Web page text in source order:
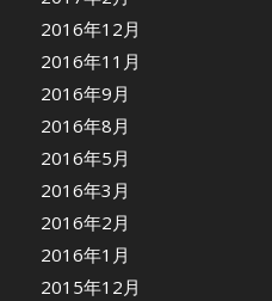
2016年12月
2016年11月
2016年9月
2016年8月
2016年5月
2016年3月
2016年2月
2016年1月
2015年12月